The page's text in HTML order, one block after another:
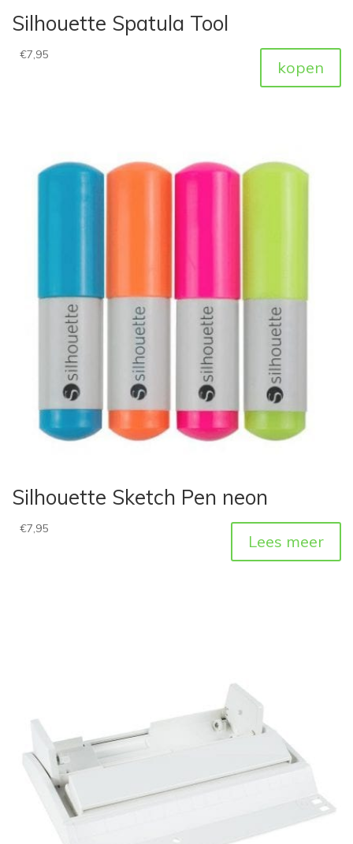
Silhouette Spatula Tool
€7,95
kopen
Silhouette Sketch Pen neon
€7,95
Lees meer